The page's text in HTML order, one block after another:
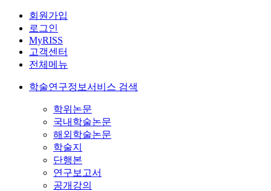
회원가입
로그인
MyRISS
고객센터
전체메뉴
학술연구정보서비스 검색
학위논문
국내학술논문
해외학술논문
학술지
단행본
연구보고서
공개강의